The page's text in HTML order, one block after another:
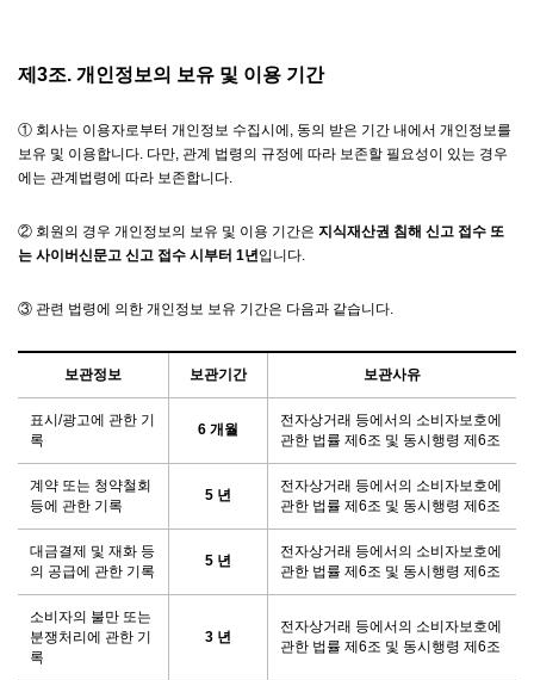
제3조. 개인정보의 보유 및 이용 기간
① 회사는 이용자로부터 개인정보 수집시에, 동의 받은 기간 내에서 개인정보를
보유 및 이용합니다. 다만, 관계 법령의 규정에 따라 보존할 필요성이 있는 경우
에는 관계법령에 따라 보존합니다.
② 회원의 경우 개인정보의 보유 및 이용 기간은 지식재산권 침해 신고 접수 또
는 사이버신문고 신고 접수 시부터 1년입니다.
③ 관련 법령에 의한 개인정보 보유 기간은 다음과 같습니다.
보관정보 보관기간 보관사유
표시/광고에 관한 기
록
6 개월
전자상거래 등에서의 소비자보호에
관한 법률 제6조 및 동시행령 제6조
계약 또는 청약철회
등에 관한 기록
5 년
전자상거래 등에서의 소비자보호에
관한 법률 제6조 및 동시행령 제6조
대금결제 및 재화 등
의 공급에 관한 기록
5 년
전자상거래 등에서의 소비자보호에
관한 법률 제6조 및 동시행령 제6조
소비자의 불만 또는
분쟁처리에 관한 기
록
3 년
전자상거래 등에서의 소비자보호에
관한 법률 제6조 및 동시행령 제6조